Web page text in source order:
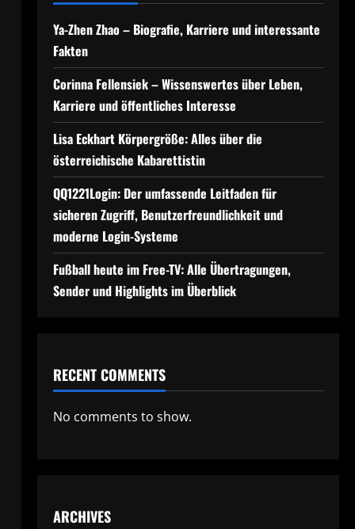
Ya-Zhen Zhao – Biografie, Karriere und interessante
Fakten
Corinna Fellensiek – Wissenswertes über Leben,
Karriere und öffentliches Interesse
Lisa Eckhart Körpergröße: Alles über die
österreichische Kabarettistin
QQ1221Login: Der umfassende Leitfaden für
sicheren Zugriff, Benutzerfreundlichkeit und
moderne Login-Systeme
Fußball heute im Free-TV: Alle Übertragungen,
Sender und Highlights im Überblick
RECENT COMMENTS
No comments to show.
ARCHIVES